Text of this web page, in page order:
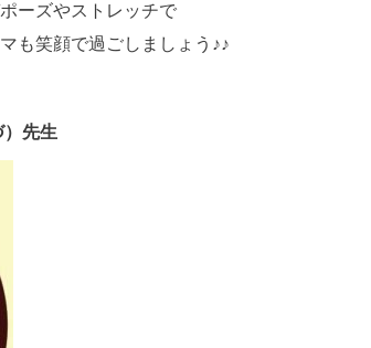
ーズやストレッチで
も笑顔で過ごしましょう♪♪
先生